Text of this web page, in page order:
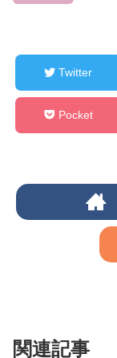
Twitter
Pocket
関連記事